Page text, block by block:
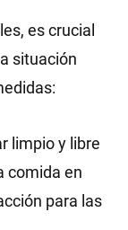
es crucial
situación
limpio y libre
comida en
para las